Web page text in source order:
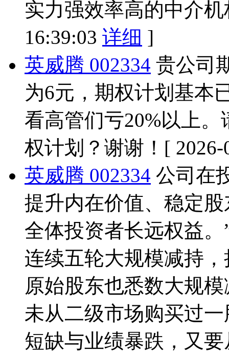
实力强效率高的中介
16:39:03 详细 ]
英威腾 002334 贵公司
为6元，期权计划基本
看高管们亏20%以上
权计划？谢谢！ [
英威腾 002334 公司在
提升内在价值、稳定
全体投资者长远权益
连续五轮大规模减持
原始股东也悉数大规
未从二级市场购买过
短缺与业绩暴跌，又